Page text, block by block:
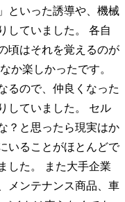
といった誘導や、機械
していました。 各自
頃はそれを覚えるのが
か楽しかったです。
るので、仲良くなった
していました。 セル
？と思ったら現実はか
いることがほとんどで
した。 また大手企業
メンテナンス商品、車